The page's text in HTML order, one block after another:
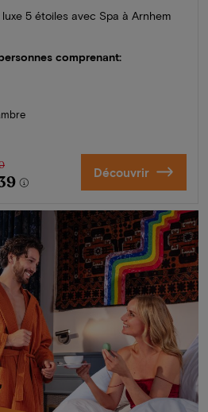
5 étoiles avec Spa à Arnhem
comprenant:
Découvrir